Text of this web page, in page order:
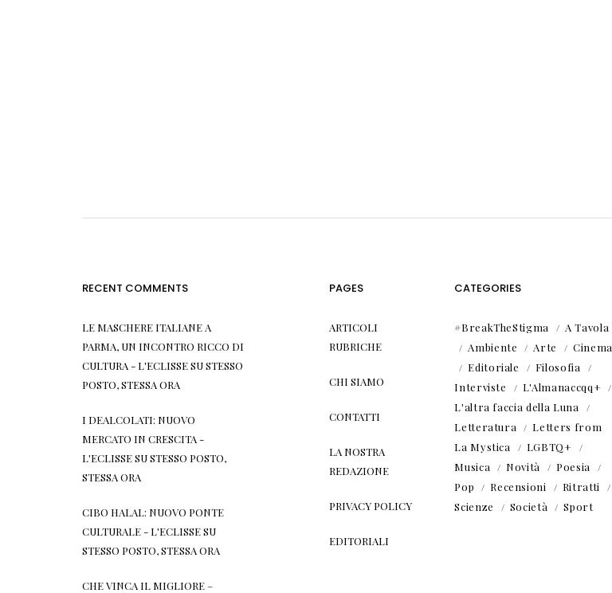
RECENT COMMENTS
LE MASCHERE ITALIANE A
PARMA, UN INCONTRO RICCO DI
CULTURA - L'ECLISSESUSTESSO
POSTO, STESSA ORA
I DEALCOLATI: NUOVO
MERCATO IN CRESCITA -
L'ECLISSESUSTESSO POSTO,
STESSA ORA
CIBO HALAL: NUOVO PONTE
CULTURALE - L'ECLISSESU
STESSO POSTO, STESSA ORA
CHE VINCA IL MIGLIORE –
PAGES
ARTICOLI
RUBRICHE
CHI SIAMO
CONTATTI
LA NOSTRA
REDAZIONE
PRIVACY POLICY
EDITORIALI
CATEGORIES
#BreakTheStigma
A Tavola
Ambiente
Arte
Cinema
Editoriale
Filosofia
Interviste
L'Almanaccqq+
L'altra faccia della Luna
Letteratura
Letters from
La Mystica
LGBTQ+
Musica
Novità
Poesia
Pop
Recensioni
Ritratti
Scienze
Società Sport